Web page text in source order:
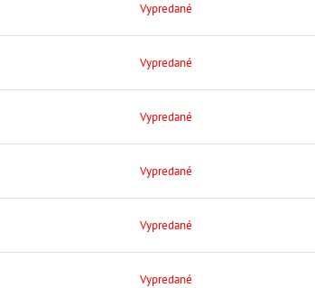
Vypredané
Vypredané
Vypredané
Vypredané
Vypredané
Vypredané